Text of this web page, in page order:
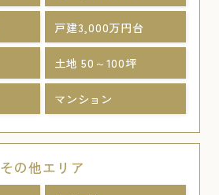
戸建3,000万円台
土地 50～100坪
マンション
その他エリア